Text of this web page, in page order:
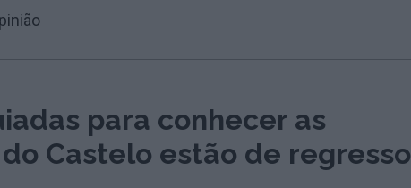
para conhecer as
Castelo estão de regresso